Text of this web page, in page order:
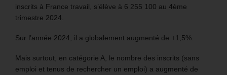
inscrits à France travail, s’élève à 6 255 100 au 4ème
trimestre 2024.
Sur l’année 2024, il a globalement augmenté de +1,5%.
Mais surtout, en catégorie A, le nombre des inscrits (sans
emploi et tenus de rechercher un emploi) a augmenté de